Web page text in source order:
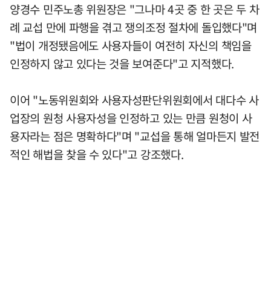
양경수 민주노총 위원장은 "그나마 4곳 중 한 곳은 두 차
례 교섭 만에 파행을 겪고 쟁의조정 절차에 돌입했다"며
"법이 개정됐음에도 사용자들이 여전히 자신의 책임을
인정하지 않고 있다는 것을 보여준다"고 지적했다.
이어 "노동위원회와 사용자성판단위원회에서 대다수 사
업장의 원청 사용자성을 인정하고 있는 만큼 원청이 사
용자라는 점은 명확하다"며 "교섭을 통해 얼마든지 발전
적인 해법을 찾을 수 있다"고 강조했다.